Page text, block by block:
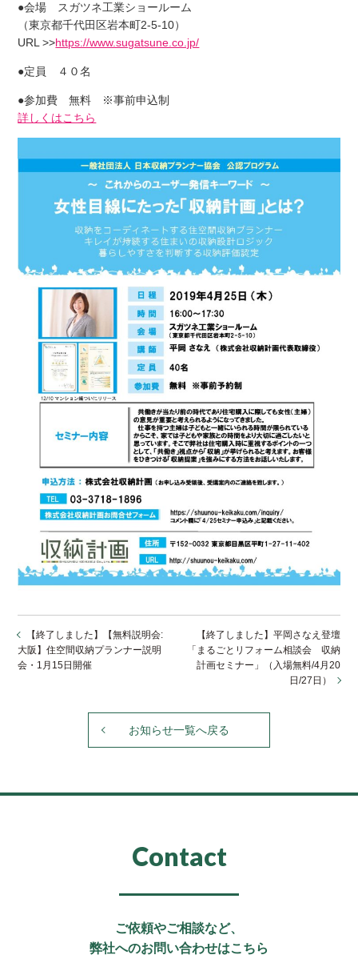
●会場 スガツネ工業ショールーム
（東京都千代田区岩本町2-5-10）
URL >>https://www.sugatsune.co.jp/
●定員 ４０名
●参加費 無料 ※事前申込制
詳しくはこちら
【終了しました】【無料説明会:
大阪】住空間収納プランナー説明
会・1月15日開催
【終了しました】平岡さなえ登壇
「まるごとリフォーム相談会 収納
計画セミナー」（入場無料/4月20
日/27日）
お知らせ一覧へ戻る
Contact
ご依頼やご相談など、
弊社へのお問い合わせはこちら